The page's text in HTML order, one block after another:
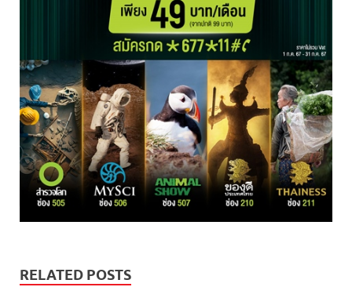
RELATED POSTS